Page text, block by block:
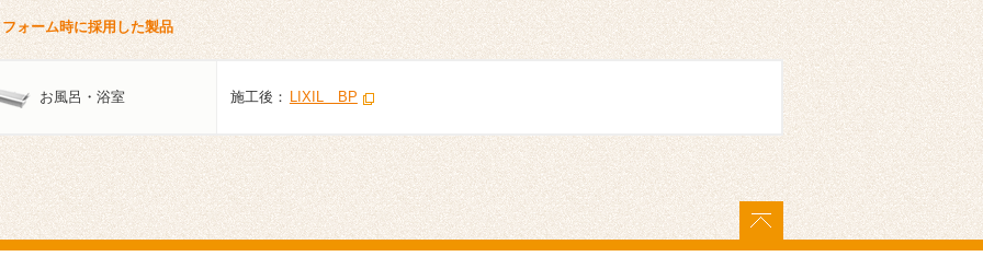
ォーム時に採用した製品
お風呂・浴室 施工後： LIXIL BP
ページトップに戻る